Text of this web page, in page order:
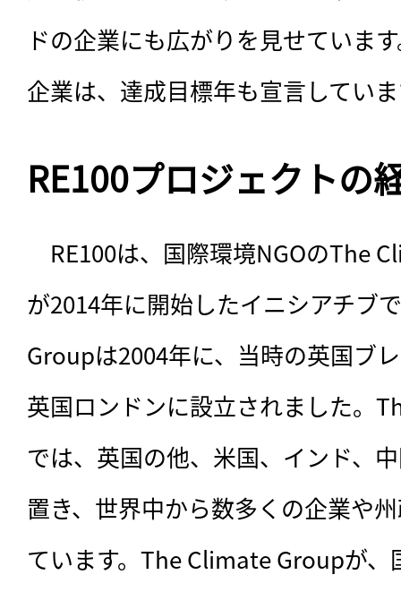
ドの企業にも広がりを見せていま
企業は、達成目標年も宣言してい
RE100プロジェクトの
RE100は、国際環境NGOのThe
が2014年に開始したイニシアチブ
Groupは2004年に、当時の英国ブ
英国ロンドンに設立されました。
では、英国の他、米国、インド、
置き、世界中から数多くの企業や
ています。The Climate Groupが、